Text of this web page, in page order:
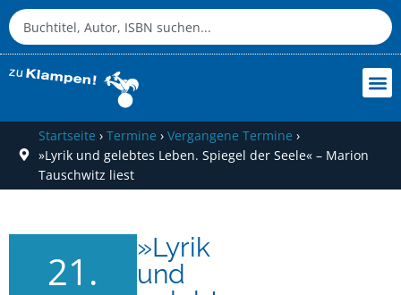
Startseite › Termine › Vergangene Termine ›
»Lyrik und gelebtes Leben. Spiegel der Seele« – Marion
Tauschwitz liest
21.
»Lyrik
und